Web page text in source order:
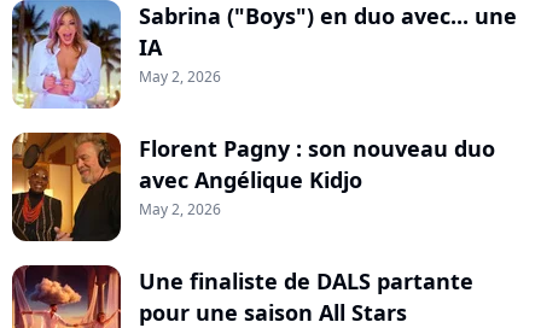
Sabrina ("Boys") en duo avec... une
IA
May 2, 2026
Florent Pagny : son nouveau duo
avec Angélique Kidjo
May 2, 2026
Une finaliste de DALS partante
pour une saison All Stars